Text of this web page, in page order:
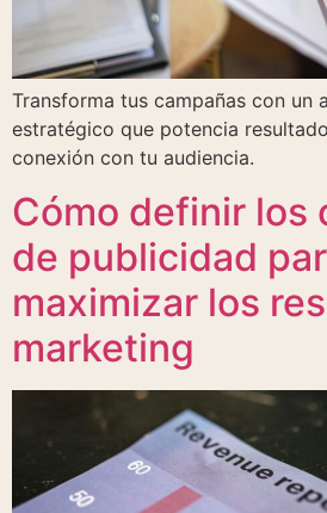
Transforma tus campañas con un
estratégico que potencia
conexión con tu audiencia.
Cómo definir los
de publicidad
maximizar los
marketing